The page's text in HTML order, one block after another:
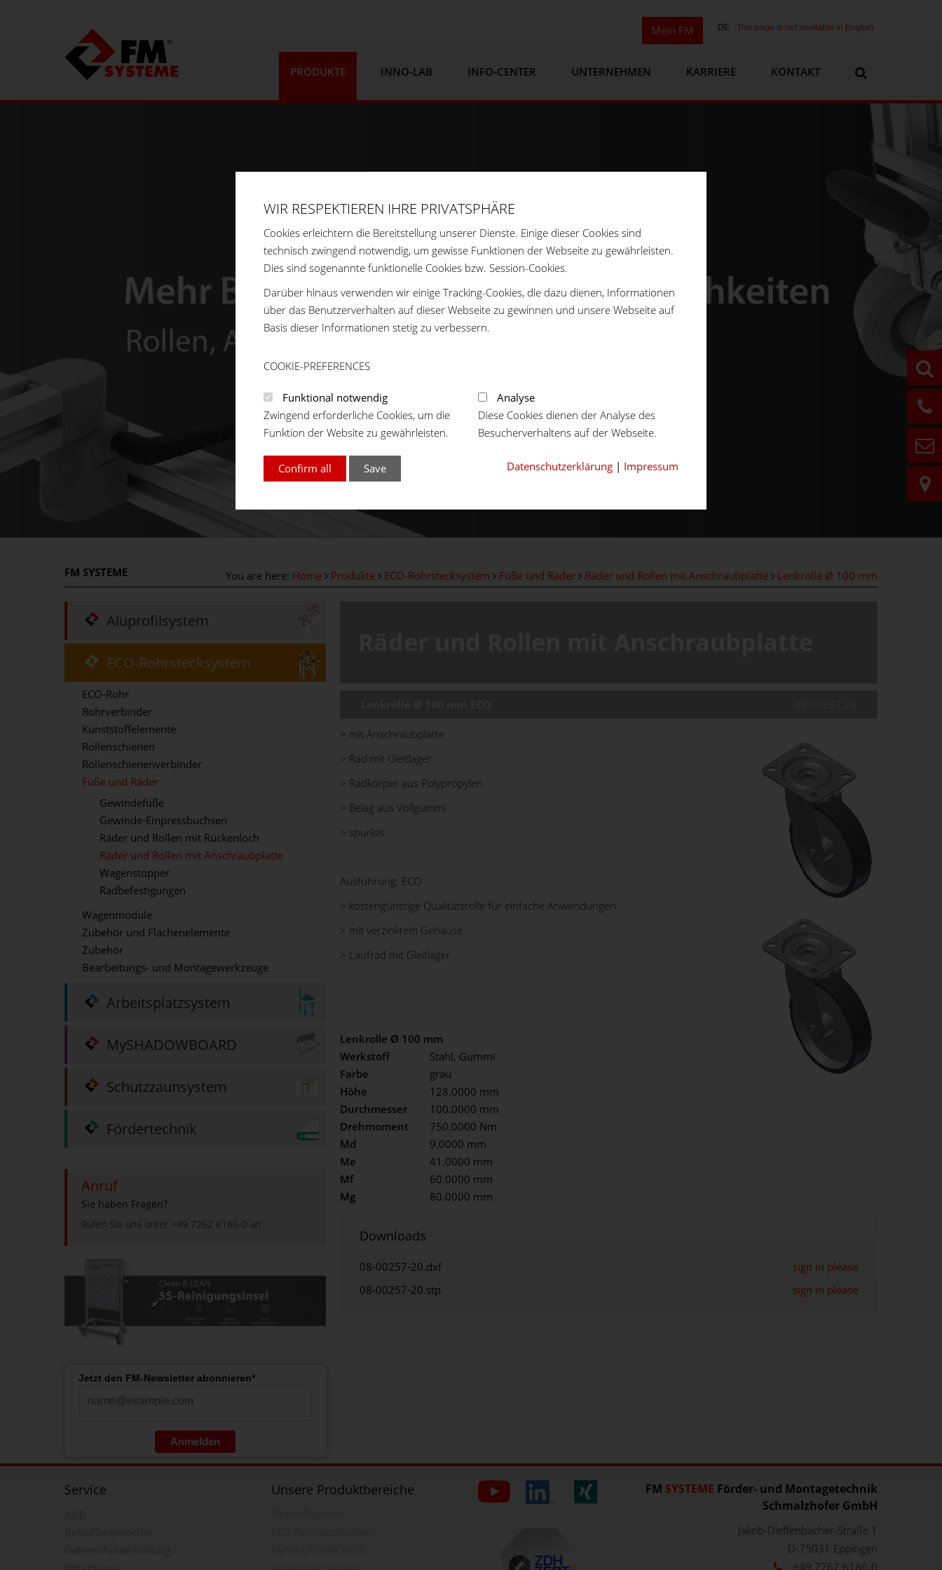
DE This page is not available in English
Mein FM
PRODUKTE INNO-LAB INFO-CENTER UNTERNEHMEN KARRIERE KONTAKT
FM SYSTEME You are here: Home Produkte ECO-Rohrstecksystem Füße und Räder Räder und Rollen mit Anschraubplatte Lenkrolle Ø 100 mm
Aluprofilsystem
ECO-Rohrstecksystem
ECO-Rohr
Rohrverbinder
Kunststoffelemente
Rollenschienen
Rollenschienenverbinder
Füße und Räder
Gewindefüße
Gewinde-Einpressbuchsen
Räder und Rollen mit Rückenloch
Räder und Rollen mit Anschraubplatte
Wagenstopper
Radbefestigungen
Wagenmodule
Zubehör und Flächenelemente
Zubehör
Bearbeitungs- und Montagewerkzeuge
Arbeitsplatzsystem
MySHADOWBOARD
Schutzzaunsystem
Fördertechnik
Anruf
Sie haben Fragen?
Rufen Sie uns unter +49 7262 6186-0 an.
Jetzt den FM-Newsletter abonnieren*
Anmelden
> mit Anschraubplatte
> Rad mit Gleitlager
> Radkörper aus Polypropylen
> Belag aus Vollgummi
> spurlos
Ausführung: ECO
> kostengünstige Qualitätsrolle für einfache Anwendungen
> mit verzinktem Gehäuse
> Laufrad mit Gleitlager
Lenkrolle Ø 100 mm
Werkstoff
Stahl, Gummi
Farbe
grau
Höhe
128.0000 mm
Durchmesser
100.0000 mm
Drehmoment
750.0000 Nm
Md
9.0000 mm
Me
41.0000 mm
Mf
60.0000 mm
Mg
80.0000 mm
Downloads
08-00257-20.dxf
sign in please
08-00257-20.stp
sign in please
Service Unsere Produktbereiche FM SYSTEME Förder- und Montagetechnik
Schmalzhofer GmbH
Jakob-Dieffenbacher-Straße 1
D-75031 Eppingen
+49 7262 6186-0
WIR RESPEKTIEREN IHRE PRIVATSPHÄRE
Cookies erleichtern die Bereitstellung unserer Dienste. Einige dieser Cookies sind
technisch zwingend notwendig, um gewisse Funktionen der Webseite zu gewährleisten.
Dies sind sogenannte funktionelle Cookies bzw. Session-Cookies.
Darüber hinaus verwenden wir einige Tracking-Cookies, die dazu dienen, Informationen
über das Benutzerverhalten auf dieser Webseite zu gewinnen und unsere Webseite auf
Basis dieser Informationen stetig zu verbessern.
COOKIE-PREFERENCES
Funktional notwendig
Zwingend erforderliche Cookies, um die
Funktion der Website zu gewährleisten.
Analyse
Diese Cookies dienen der Analyse des
Besucherverhaltens auf der Webseite.
Confirm all Save Datenschutzerklärung | Impressum